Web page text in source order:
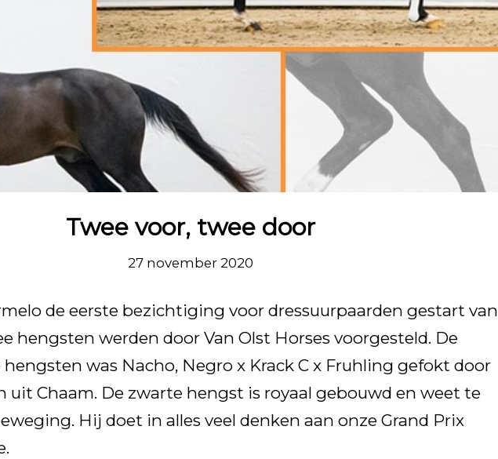
Twee voor, twee door
27 november 2020
de eerste bezichtiging voor dressuurpaarden gestart van
hengsten werden door Van Olst Horses voorgesteld. De
hengsten was Nacho, Negro x Krack C x Fruhling gefokt door
uit Chaam. De zwarte hengst is royaal gebouwd en weet te
Hij doet in alles veel denken aan onze Grand Prix